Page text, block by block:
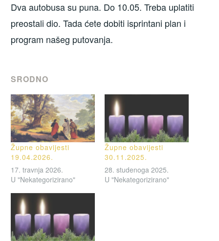
Dva autobusa su puna. Do 10.05. Treba uplatiti
preostali dio. Tada ćete dobiti isprintani plan i
program našeg putovanja.
SRODNO
Župne obavijesti
19.04.2026.
17. travnja 2026.
U "Nekategorizirano"
Župne obavijesti
30.11.2025.
28. studenoga 2025.
U "Nekategorizirano"